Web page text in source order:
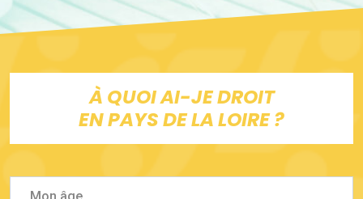
À QUOI AI-JE DROIT
EN PAYS DE LA LOIRE ?